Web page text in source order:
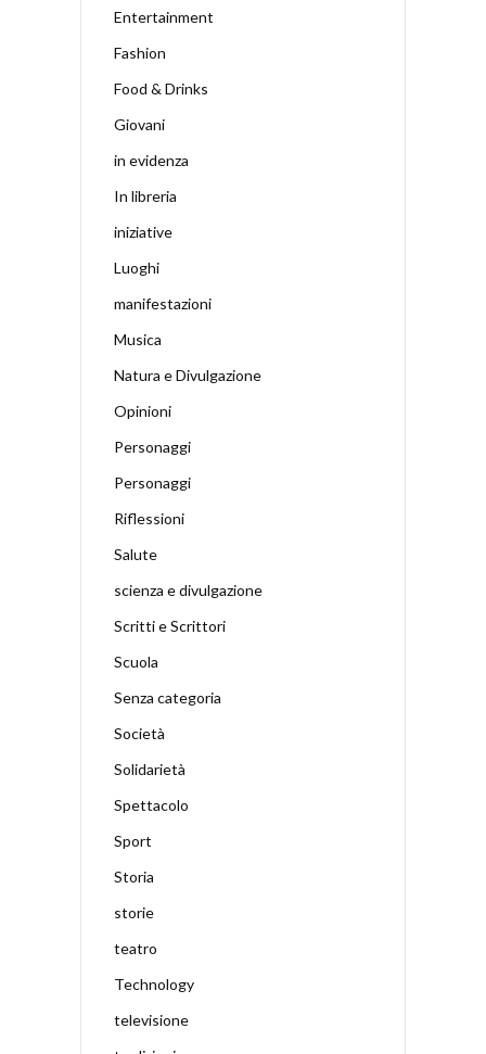
Entertainment
Fashion
Food & Drinks
Giovani
in evidenza
In libreria
iniziative
Luoghi
manifestazioni
Musica
Natura e Divulgazione
Opinioni
Personaggi
Personaggi
Riflessioni
Salute
scienza e divulgazione
Scritti e Scrittori
Scuola
Senza categoria
Società
Solidarietà
Spettacolo
Sport
Storia
storie
teatro
Technology
televisione